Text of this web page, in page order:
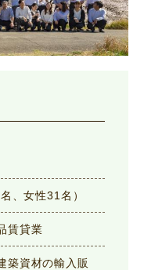
、女性31名）
賃貸業
築資材の輸入販